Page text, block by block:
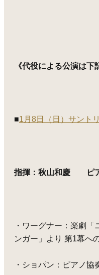
《代役による公演は下
■1月8日（日）サント
指揮：秋山和慶 ピ
・ワーグナー：楽劇
ンガー」より 第1幕へ
・ショパン：ピアノ協